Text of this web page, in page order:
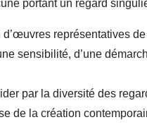
portant un regard
représentatives
sensibilité, d’une
par la diversité des
de la création